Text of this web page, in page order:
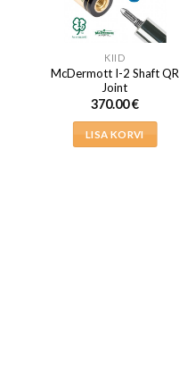
KIID
McDermott I-2 Shaft QR
Joint
370.00€
LISA KORVI